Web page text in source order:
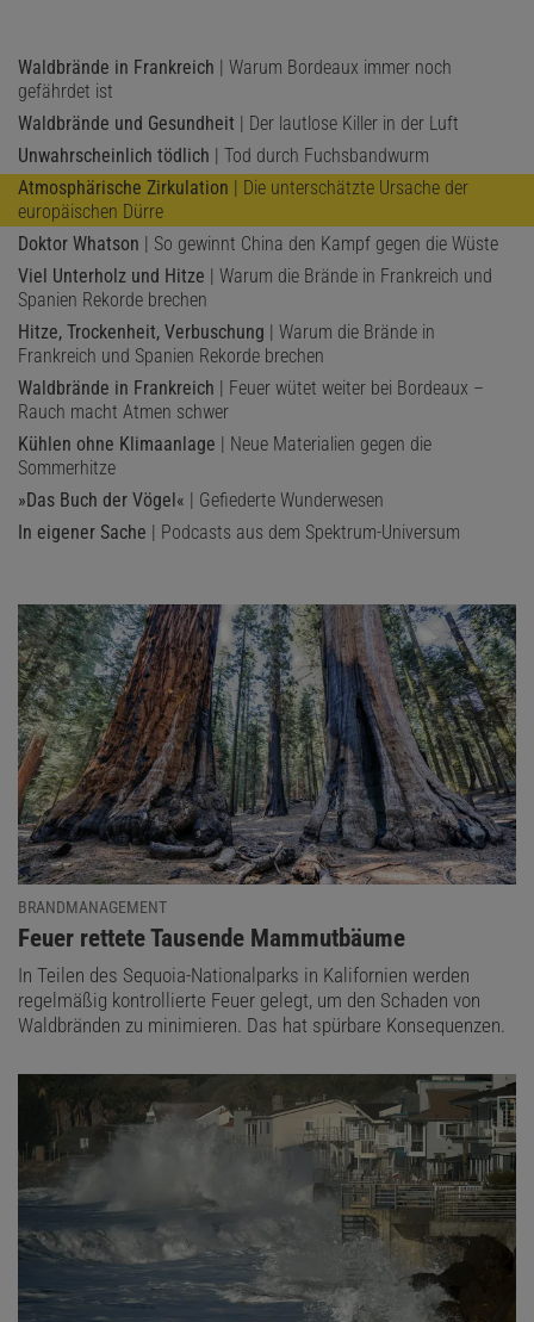
Waldbrände in Frankreich | Warum Bordeaux immer noch
gefährdet ist
Waldbrände und Gesundheit | Der lautlose Killer in der Luft
Unwahrscheinlich tödlich | Tod durch Fuchsbandwurm
Atmosphärische Zirkulation | Die unterschätzte Ursache der
europäischen Dürre
Doktor Whatson | So gewinnt China den Kampf gegen die Wüste
Viel Unterholz und Hitze | Warum die Brände in Frankreich und
Spanien Rekorde brechen
Hitze, Trockenheit, Verbuschung | Warum die Brände in
Frankreich und Spanien Rekorde brechen
Waldbrände in Frankreich | Feuer wütet weiter bei Bordeaux –
Rauch macht Atmen schwer
Kühlen ohne Klimaanlage | Neue Materialien gegen die
Sommerhitze
»Das Buch der Vögel« | Gefiederte Wunderwesen
In eigener Sache | Podcasts aus dem Spektrum-Universum
BRANDMANAGEMENT
:
Feuer rettete Tausende Mammutbäume
In Teilen des Sequoia-Nationalparks in Kalifornien werden
regelmäßig kontrollierte Feuer gelegt, um den Schaden von
Waldbränden zu minimieren. Das hat spürbare Konsequenzen.